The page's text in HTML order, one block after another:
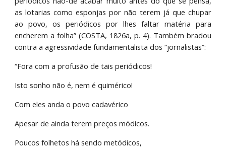
as lotarias como esponjas por não terem já que chupar
ao povo, os periódicos por lhes faltar matéria para
encherem a folha” (COSTA, 1826a, p. 4). Também bradou
contra a agressividade fundamentalista dos “jornalistas”:
“Fora com a profusão de tais periódicos!
Isto sonho não é, nem é quimérico!
Com eles anda o povo cadavérico
Apesar de ainda terem preços módicos.
Poucos folhetos há sendo metódicos,